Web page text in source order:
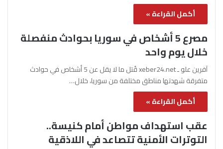
أكمل القراءة »
مصرع 5 أشخاص في سوريا بحوادث منفصلة
خلال يوم واحد
آفرين علو ـ xeber24.net قُتل ما لا يقل عن 5 أشخاص في حوادث
متفرقة شهدتها مناطق مختلفة من سوريا، خلال…
أكمل القراءة »
عقب استهداف مواطن أمام كنيسة..
التوترات الأمنية تتصاعد في اللاذقية